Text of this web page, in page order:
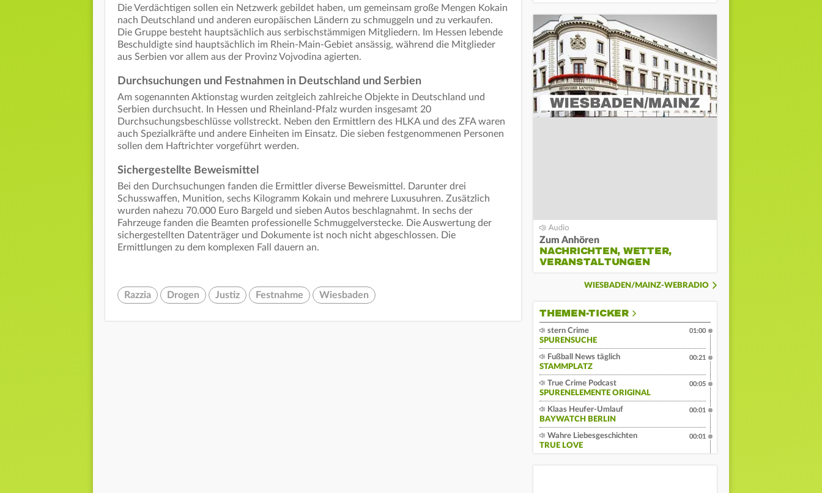
Die Verdächtigen sollen ein Netzwerk gebildet haben, um gemeinsam große Mengen Kokain
nach Deutschland und anderen europäischen Ländern zu schmuggeln und zu verkaufen.
Die Gruppe besteht hauptsächlich aus serbischstämmigen Mitgliedern. Im Hessen lebende
Beschuldigte sind hauptsächlich im Rhein-Main-Gebiet ansässig, während die Mitglieder
aus Serbien vor allem aus der Provinz Vojvodina agierten.
Durchsuchungen und Festnahmen in Deutschland und Serbien
Am sogenannten Aktionstag wurden zeitgleich zahlreiche Objekte in Deutschland und
Serbien durchsucht. In Hessen und Rheinland-Pfalz wurden insgesamt 20
Durchsuchungsbeschlüsse vollstreckt. Neben den Ermittlern des HLKA und des ZFA waren
auch Spezialkräfte und andere Einheiten im Einsatz. Die sieben festgenommenen Personen
sollen dem Haftrichter vorgeführt werden.
Sichergestellte Beweismittel
Bei den Durchsuchungen fanden die Ermittler diverse Beweismittel. Darunter drei
Schusswaffen, Munition, sechs Kilogramm Kokain und mehrere Luxusuhren. Zusätzlich
wurden nahezu 70.000 Euro Bargeld und sieben Autos beschlagnahmt. In sechs der
Fahrzeuge fanden die Beamten professionelle Schmuggelverstecke. Die Auswertung der
sichergestellten Datenträger und Dokumente ist noch nicht abgeschlossen. Die
Ermittlungen zu dem komplexen Fall dauern an.
Razzia Drogen Justiz Festnahme Wiesbaden
Zum Anhören
NACHRICHTEN, WETTER,
VERANSTALTUNGEN
WIESBADEN/MAINZ-WEBRADIO
THEMEN-TICKER
stern Crime
SPURENSUCHE
01:00
Fußball News täglich
STAMMPLATZ
00:21
True Crime Podcast
SPURENELEMENTE ORIGINAL
00:05
Klaas Heufer-Umlauf
BAYWATCH BERLIN
00:01
Wahre Liebesgeschichten
TRUE LOVE
00:01